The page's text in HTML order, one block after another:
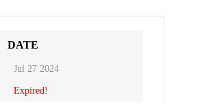
DATE
Jul 27 2024
Expired!